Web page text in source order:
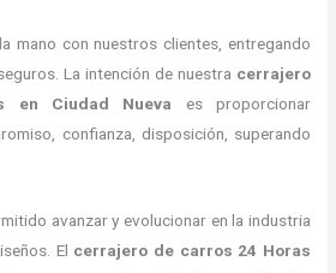
mano con nuestros clientes, entregando
La intención de nuestra cerrajero
en Ciudad Nueva es proporcionar
confianza, disposición, superando
avanzar y evolucionar en la industria
El cerrajero de carros 24 Horas